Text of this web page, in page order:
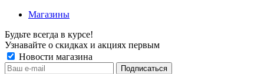
Магазины
Будьте всегда в курсе!
Узнавайте о скидках и акциях первым
Новости магазина